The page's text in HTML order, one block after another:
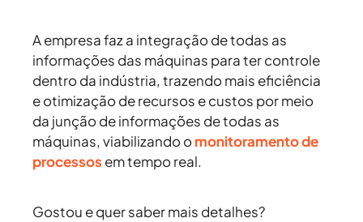
A empresa faz a integração de todas as
informações das máquinas para ter controle
dentro da indústria, trazendo mais eficiência
e otimização de recursos e custos por meio
da junção de informações de todas as
máquinas, viabilizando omonitoramento de
processos em tempo real.
Gostou e quer saber mais detalhes?